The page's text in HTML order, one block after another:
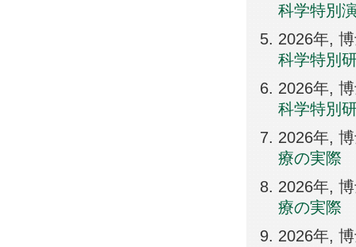
科学特別
2026年,
科学特別
2026年,
科学特別
2026年,
療の実際
2026年,
療の実際
2026年,